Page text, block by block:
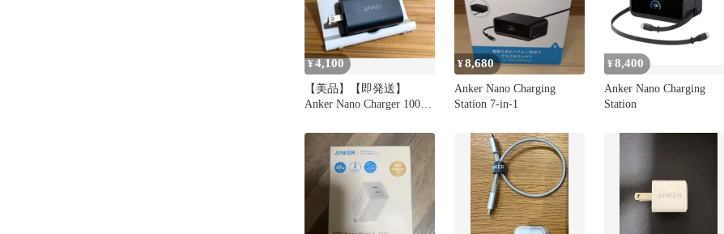
¥4,100
【美品】【即発送】
Anker Nano Charger 100W
¥8,680
Anker Nano Charging
Station 7-in-1
¥8,400
Anker Nano Charging
Station